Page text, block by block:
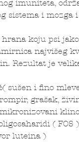
imuniteta,
sistema i mozga
koju psi jako
najvišeg
Rezultat je
sušen i fino
grašak,
( FOS
luteina )